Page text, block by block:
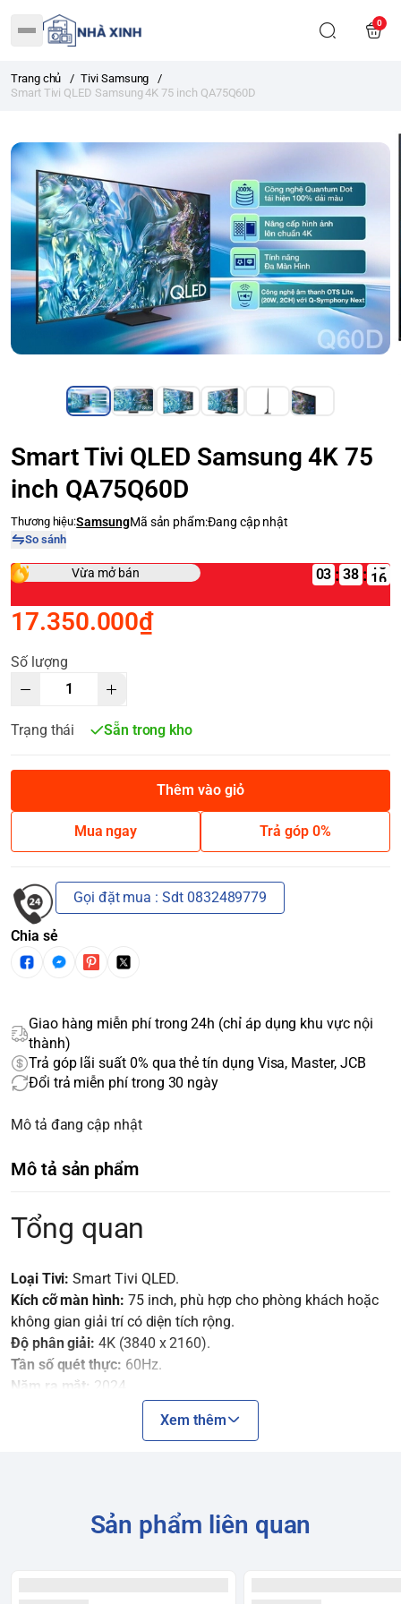
0
Trang chủ / Tivi Samsung
/
Smart Tivi QLED Samsung 4K 75 inch QA75Q60D
Smart Tivi QLED Samsung 4K 75
inch QA75Q60D
Thương hiệu:SamsungMã sản phẩm:Đang cập nhật
So sánh
Vừa mở bán 03 : :
17.350.000₫
Số lượng
Trạng thái Sẵn trong kho
Thêm vào giỏ
Mua ngay Trả góp 0%
Gọi đặt mua : Sdt 0832489779
Chia sẻ
Giao hàng miễn phí trong 24h (chỉ áp dụng khu vực nội
thành)
Trả góp lãi suất 0% qua thẻ tín dụng Visa, Master, JCB
Đổi trả miễn phí trong 30 ngày
Mô tả đang cập nhật
Mô tả sản phẩm
Tổng quan
Loại Tivi: Smart Tivi QLED.
Kích cỡ màn hình: 75 inch, phù hợp cho phòng khách hoặc
không gian giải trí có diện tích rộng.
Độ phân giải: 4K (3840 x 2160).
Tần số quét thực: 60Hz.
Năm ra mắt: 2024.
Tizen™ OS.
Bộ xử lý Quantum 4K Lite: "Bộ não" của tivi, giúp nâng cấp
hình ảnh lên gần chuẩn 4K, mang lại màu sắc sống động và
Xem thêm
Sản phẩm liên quan